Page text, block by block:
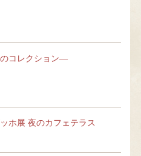
コレクション―
ホ展 夜のカフェテラス